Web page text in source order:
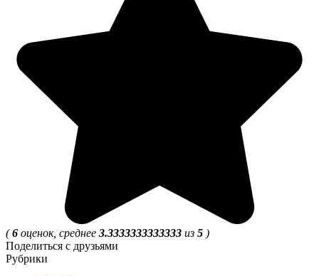
(6 оценок, среднее 3.3333333333333 из 5 )
Поделиться с друзьями
Рубрики